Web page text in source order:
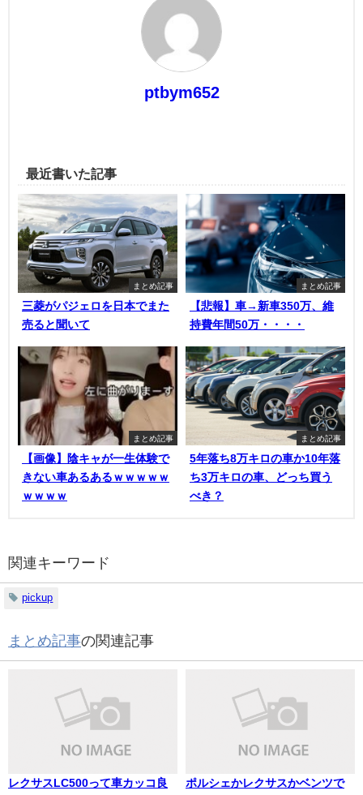
ptbym652
最近書いた記事
まとめ記事
三菱がパジェロを日本でまた
売ると聞いて
まとめ記事
【悲報】車→新車350万、維
持費年間50万・・・・
まとめ記事
【画像】陰キャが一生体験で
きない車あるあるｗｗｗｗｗ
ｗｗｗｗ
まとめ記事
5年落ち8万キロの車か10年落
ち3万キロの車、どっち買う
べき？
関連キーワード
pickup
まとめ記事の関連記事
レクサスLC500って車カッコ良
ポルシェかレクサスかベンツで